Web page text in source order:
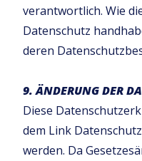
verantwortlich. Wie
Datenschutz
deren
9. ÄNDERUNG DER
Diese
dem Link
werden. Da